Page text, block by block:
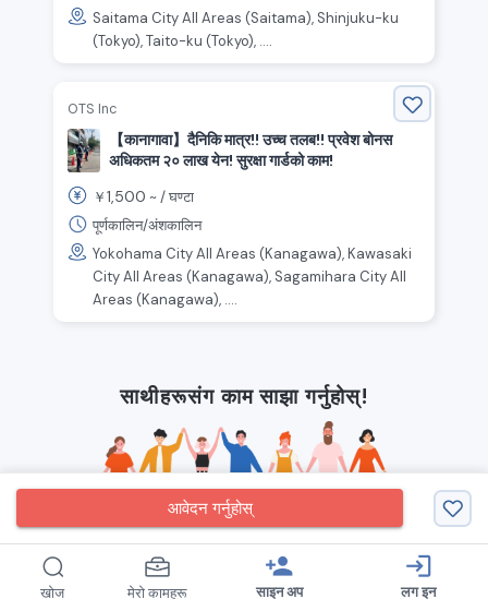
आवेदन गर्नुहोस्
Saitama City All Areas (Saitama), Shinjuku-ku
(Tokyo), Taito-ku (Tokyo), ....
OTS Inc
【कानागावा】दैनिकि मात्र!! उच्च तलब!! प्रवेश बोनस
अधिकतम २० लाख येन! सुरक्षा गार्डको काम!
￥1,500 ~ /घण्टा
पूर्णकालिन/अंशकालिन
Yokohama City All Areas (Kanagawa), Kawasaki
City All Areas (Kanagawa), Sagamihara City All
Areas (Kanagawa), ....
साथीहरूसंग काम साझा गर्नुहोस्!
खोज मेरो कामहरू
person_add
साइन अप
login
लग इन